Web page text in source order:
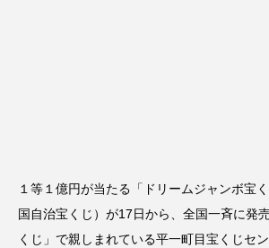
１等１億円が当たる「ドリームジャンボ宝
国自治宝くじ）が17日から、全国一斉に発
くじ」で親しまれている平一町目宝くじセ